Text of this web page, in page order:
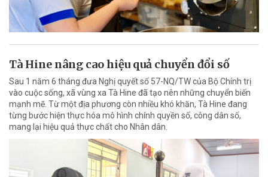
Tà Hine nâng cao hiệu quả chuyển đổi số
Sau 1 năm 6 tháng đưa Nghị quyết số 57-NQ/TW của Bộ Chính trị
vào cuộc sống, xã vùng xa Tà Hine đã tạo nên những chuyển biến
mạnh mẽ. Từ một địa phương còn nhiều khó khăn, Tà Hine đang
từng bước hiện thực hóa mô hình chính quyền số, công dân số,
mang lại hiệu quả thực chất cho Nhân dân.